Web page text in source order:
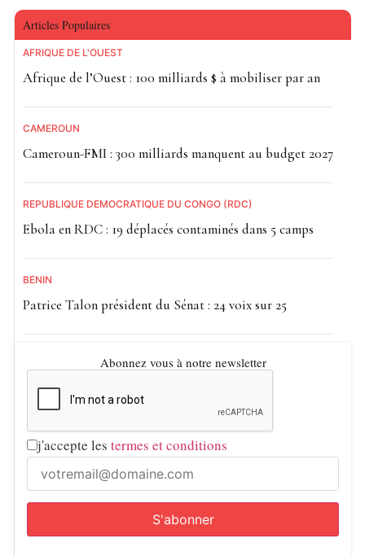
Articles Populaires
AFRIQUE DE L'OUEST
Afrique de l’Ouest : 100 milliards $ à mobiliser par an
CAMEROUN
Cameroun-FMI : 300 milliards manquent au budget 2027
RÉPUBLIQUE DÉMOCRATIQUE DU CONGO (RDC)
Ebola en RDC : 19 déplacés contaminés dans 5 camps
BÉNIN
Patrice Talon président du Sénat : 24 voix sur 25
Abonnez vous à notre newsletter
j'accepte les termes et conditions